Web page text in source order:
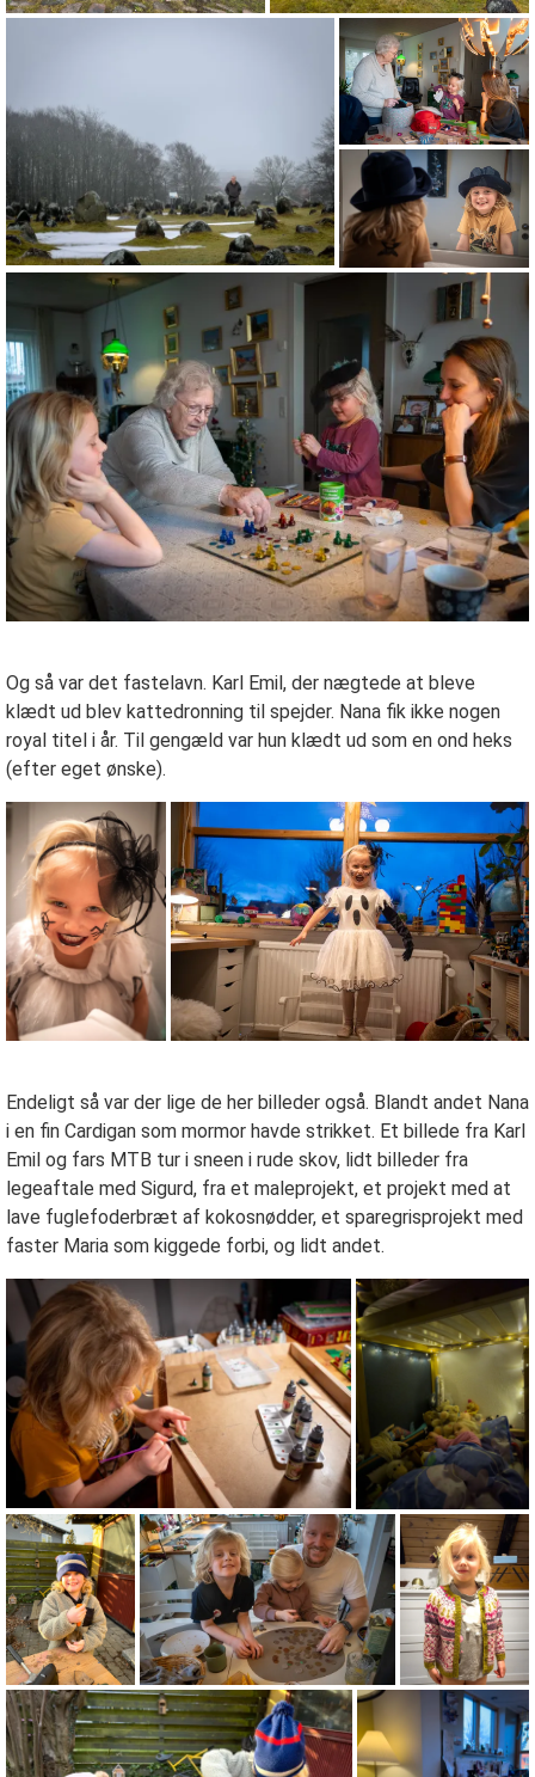
Og så var det fastelavn. Karl Emil, der nægtede at bleve
klædt ud blev kattedronning til spejder. Nana fik ikke nogen
royal titel i år. Til gengæld var hun klædt ud som en ond heks
(efter eget ønske).
Endeligt så var der lige de her billeder også. Blandt andet Nana
i en fin Cardigan som mormor havde strikket. Et billede fra Karl
Emil og fars MTB tur i sneen i rude skov, lidt billeder fra
legeaftale med Sigurd, fra et maleprojekt, et projekt med at
lave fuglefoderbræt af kokosnødder, et sparegrisprojekt med
faster Maria som kiggede forbi, og lidt andet.